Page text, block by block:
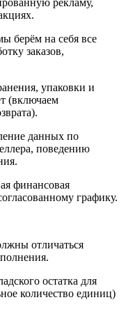
рекламу,
берём на себя все
заказов,
упаковки и
(включаем
данных по
поведению
финансовая
графику.
отличаться
остатка для
количество единиц)